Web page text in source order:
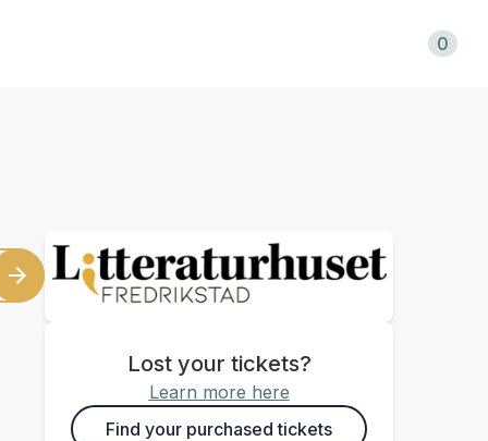
0
Lost your tickets?
Learn more here
Find your purchased tickets